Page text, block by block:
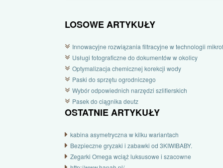
LOSOWE ARTYKUŁY
Innowacyjne rozwiązania filtracyjne w technologii
Usługi fotograficzne do dokumentów w okolicy
Optymalizacja chemicznej korekcji wody
Paski do sprzętu ogrodniczego
Wybór odpowiednich narzędzi szlifierskich
Pasek do ciągnika deutz
OSTATNIE ARTYKUŁY
kabina asymetryczna w kilku wariantach
Bezpieczne gryzaki i zabawki od 3KIWIBABY.
Zegarki Omega wciąż luksusowe i szacowne